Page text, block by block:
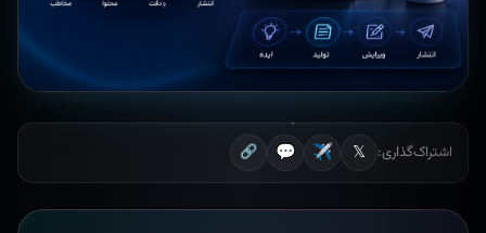
اشتراک‌گذاری: 𝕏
✈️
💬
🔗